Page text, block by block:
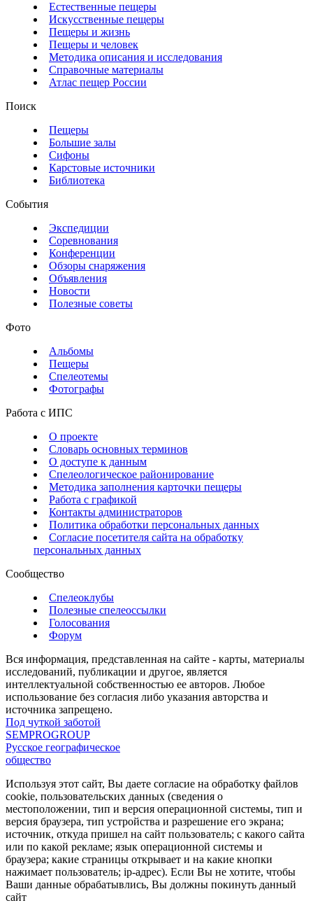
Естественные пещеры
Искусственные пещеры
Пещеры и жизнь
Пещеры и человек
Методика описания и исследования
Справочные материалы
Атлас пещер России
Поиск
Пещеры
Большие залы
Сифоны
Карстовые источники
Библиотека
События
Экспедиции
Соревнования
Конференции
Обзоры снаряжения
Объявления
Новости
Полезные советы
Фото
Альбомы
Пещеры
Спелеотемы
Фотографы
Работа с ИПС
О проекте
Словарь основных терминов
О доступе к данным
Спелеологическое районирование
Методика заполнения карточки пещеры
Работа с графикой
Контакты администраторов
Политика обработки персональных данных
Согласие посетителя сайта на обработку
персональных данных
Сообщество
Спелеоклубы
Полезные спелеоссылки
Голосования
Форум
Вся информация, представленная на сайте - карты, материалы
исследований, публикации и другое, является
интеллектуальной собственностью ее авторов. Любое
использование без согласия либо указания авторства и
источника запрещено.
Под чуткой заботой
SEMPROGROUP
Русское географическое
общество
Используя этот сайт, Вы даете согласие на обработку файлов
cookie, пользовательских данных (сведения о
местоположении, тип и версия операционной системы, тип и
версия браузера, тип устройства и разрешение его экрана;
источник, откуда пришел на сайт пользователь; с какого сайта
или по какой рекламе; язык операционной системы и
браузера; какие страницы открывает и на какие кнопки
нажимает пользователь; ip-адрес). Если Вы не хотите, чтобы
Ваши данные обрабатывлись, Вы должны покинуть данный
сайт